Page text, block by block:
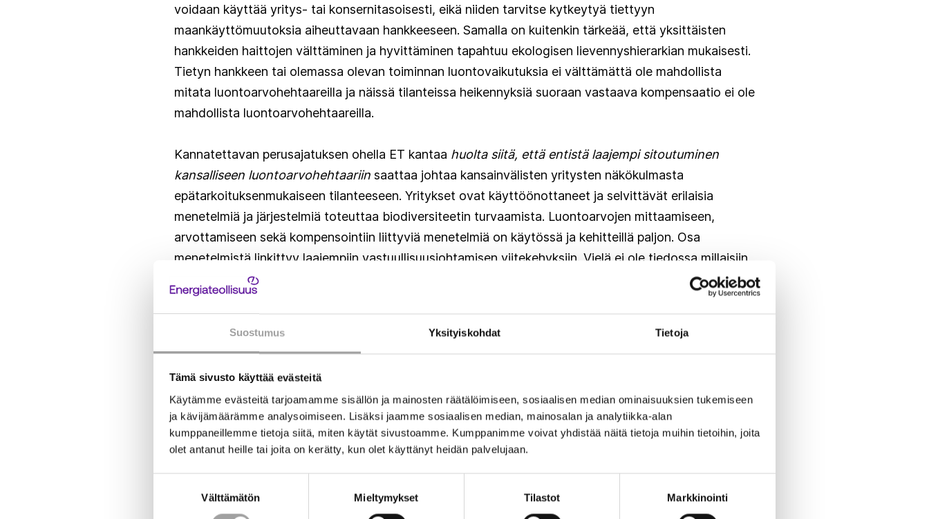
Suostumus Yksityiskohdat Tietoja
Tämä sivusto käyttää evästeitä
Käytämme evästeitä tarjoamamme sisällön ja mainosten räätälöimiseen, sosiaalisen median ominaisuuksien tukemiseen
ja kävijämäärämme analysoimiseen. Lisäksi jaamme sosiaalisen median, mainosalan ja analytiikka-alan
kumppaneillemme tietoja siitä, miten käytät sivustoamme. Kumppanimme voivat yhdistää näitä tietoja muihin tietoihin, joita
olet antanut heille tai joita on kerätty, kun olet käyttänyt heidän palvelujaan.
Välttämätön Mieltymykset Tilastot Markkinointi
voidaan käyttää yritys- tai konsernitasoisesti, eikä niiden tarvitse kytkeytyä tiettyyn
maankäyttömuutoksia aiheuttavaan hankkeeseen. Samalla on kuitenkin tärkeää, että yksittäisten
hankkeiden haittojen välttäminen ja hyvittäminen tapahtuu ekologisen lievennyshierarkian mukaisesti.
Tietyn hankkeen tai olemassa olevan toiminnan luontovaikutuksia ei välttämättä ole mahdollista
mitata luontoarvohehtaareilla ja näissä tilanteissa heikennyksiä suoraan vastaava kompensaatio ei ole
mahdollista luontoarvohehtaareilla.
Kannatettavan perusajatuksen ohella ET kantaa huolta siitä, että entistä laajempi sitoutuminen
kansalliseen luontoarvohehtaariinsaattaa johtaa kansainvälisten yritysten näkökulmasta
epätarkoituksenmukaiseen tilanteeseen. Yritykset ovat käyttöönottaneet ja selvittävät erilaisia
menetelmiä ja järjestelmiä toteuttaa biodiversiteetin turvaamista. Luontoarvojen mittaamiseen,
arvottamiseen sekä kompensointiin liittyviä menetelmiä on käytössä ja kehitteillä paljon. Osa
menetelmistä linkittyy laajempiin vastuullisuusjohtamisen viitekehyksiin. Vielä ei ole tiedossa millaisiin
periaatteisiin mahdollinen EU-tasoinen luontoarvomarkkina perustuu.
olevia vaikutuksia ovat luonnonarvomarkkinan vauhdittuminen erityisesti kysynnän lisääntyminen
välittäjäorganisaatioiden syntyminen. Tavoitteena on myös yksityisen rahoituksen ohjautuminen
ennallistamisasetuksen velvoitteiden toteutukseen. Yrityksille voisi koitua mainehyötyä ja
mahdollisuus parantaa hankkeiden hyväksyttävyyttä. Yritykset voivat myös hyödyntää luontoarvoja
yritysvastuulainsäädännön toteuttamiseen.ET näkee kaikki nämä tavoitteet ja vaikutukset
Esityksen perusteluiden mukaan esityksellä turvataan luonnonarvojen pysyvyys, eri osapuolien